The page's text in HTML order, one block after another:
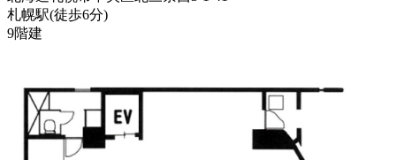
札幌駅(徒歩6分)
9階建